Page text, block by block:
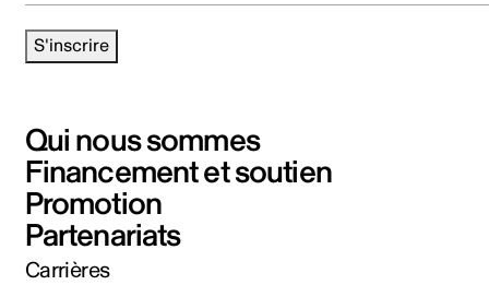
S'inscrire
Qui nous sommes
Financement et soutien
Promotion
Partenariats
Carrières